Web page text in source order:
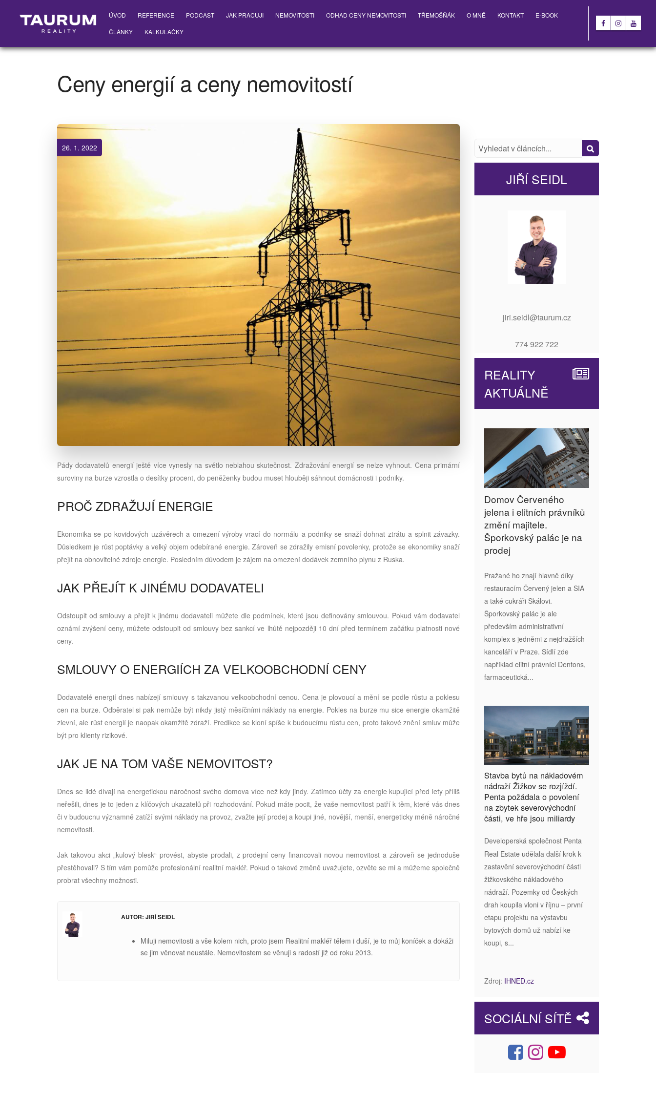
ÚVOD REFERENCE PODCAST JAK PRACUJI NEMOVITOSTI ODHAD CENY NEMOVITOSTI TŘEMOŠŇÁK O MNĚ KONTAKT
E-BOOK
ČLÁNKY
KALKULAČKY
Ceny energií a ceny nemovitostí
26. 1. 2022
Pády dodavatelů energií ještě více vynesly na světlo neblahou skutečnost. Zdražování energií se nelze vyhnout. Cena primární
suroviny na burze vzrostla o desítky procent, do peněženky budou muset hlouběji sáhnout domácnosti i podniky.
PROČ ZDRAŽUJÍ ENERGIE
Ekonomika se po kovidových uzávěrech a omezení výroby vrací do normálu a podniky se snaží dohnat ztrátu a splnit závazky.
Důsledkem je růst poptávky a velký objem odebírané energie. Zároveň se zdražily emisní povolenky, protože se ekonomiky snaží
přejít na obnovitelné zdroje energie. Posledním důvodem je zájem na omezení dodávek zemního plynu z Ruska.
JAK PŘEJÍT K JINÉMU DODAVATELI
Odstoupit od smlouvy a přejít k jinému dodavateli můžete dle podmínek, které jsou definovány smlouvou. Pokud vám dodavatel
oznámí zvýšení ceny, můžete odstoupit od smlouvy bez sankcí ve lhůtě nejpozději 10 dní před termínem začátku platnosti nové
ceny.
SMLOUVY O ENERGIÍCH ZA VELKOOBCHODNÍ CENY
Dodavatelé energií dnes nabízejí smlouvy s takzvanou velkoobchodní cenou. Cena je plovoucí a mění se podle růstu a poklesu
cen na burze. Odběratel si pak nemůže být nikdy jistý měsíčními náklady na energie. Pokles na burze mu sice energie okamžitě
zlevní, ale růst energií je naopak okamžitě zdraží. Predikce se kloní spíše k budoucímu růstu cen, proto takové znění smluv může
být pro klienty rizikové.
JAK JE NA TOM VAŠE NEMOVITOST?
Dnes se lidé dívají na energetickou náročnost svého domova více než kdy jindy. Zatímco účty za energie kupující před lety příliš
neřešili, dnes je to jeden z klíčových ukazatelů při rozhodování. Pokud máte pocit, že vaše nemovitost patří k těm, které vás dnes
či v budoucnu významně zatíží svými náklady na provoz, zvažte její prodej a koupi jiné, novější, menší, energeticky méně náročné
nemovitosti.
Jak takovou akci „kulový blesk“ provést, abyste prodali, z prodejní ceny financovali novou nemovitost a zároveň se jednoduše
přestěhovali? S tím vám pomůže profesionální realitní makléř. Pokud o takové změně uvažujete, ozvěte se mi a můžeme společně
probrat všechny možnosti.
AUTOR: JIŘÍ SEIDL
Miluji nemovitosti a vše kolem nich, proto jsem Realitní makléř tělem i duší, je to můj koníček a dokáži
se jim věnovat neustále. Nemovitostem se věnuji s radostí již od roku 2013.
JIŘÍ SEIDL
jiri.seidl@taurum.cz
774 922 722
REALITY
AKTUÁLNĚ
Domov Červeného
jelena i elitních právníků
změní majitele.
Šporkovský palác je na
prodej
Pražané ho znají hlavně díky
restauracím Červený jelen a SIA
a také cukráři Skálovi.
Šporkovský palác je ale
především administrativní
komplex s jedněmi z nejdražších
kanceláří v Praze. Sídlí zde
například elitní právníci Dentons,
farmaceutická...
Stavba bytů na nákladovém
nádraží Žižkov se rozjíždí.
Penta požádala o povolení
na zbytek severovýchodní
části, ve hře jsou miliardy
Developerská společnost Penta
Real Estate udělala další krok k
zastavění severovýchodní části
žižkovského nákladového
nádraží. Pozemky od Českých
drah koupila vloni v říjnu – první
etapu projektu na výstavbu
bytových domů už nabízí ke
koupi, s...
Zdroj: IHNED.cz
SOCIÁLNÍ SÍTĚ